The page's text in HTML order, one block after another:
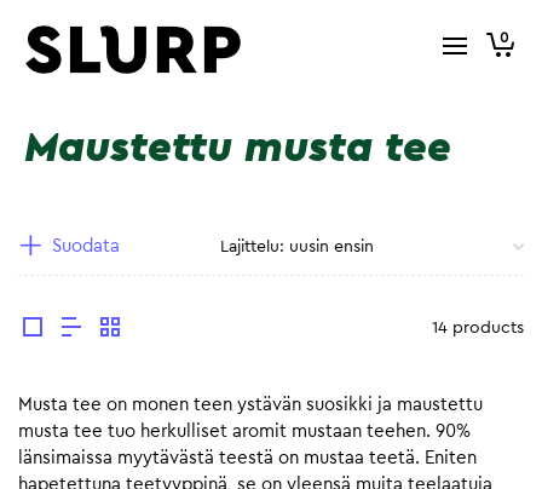
0
Maustettu musta tee
Suodata
14 products
Musta tee on monen teen ystävän suosikki ja maustettu
musta tee tuo herkulliset aromit mustaan teehen. 90%
länsimaissa myytävästä teestä on mustaa teetä. Eniten
hapetettuna teetyyppinä, se on yleensä muita teelaatuja